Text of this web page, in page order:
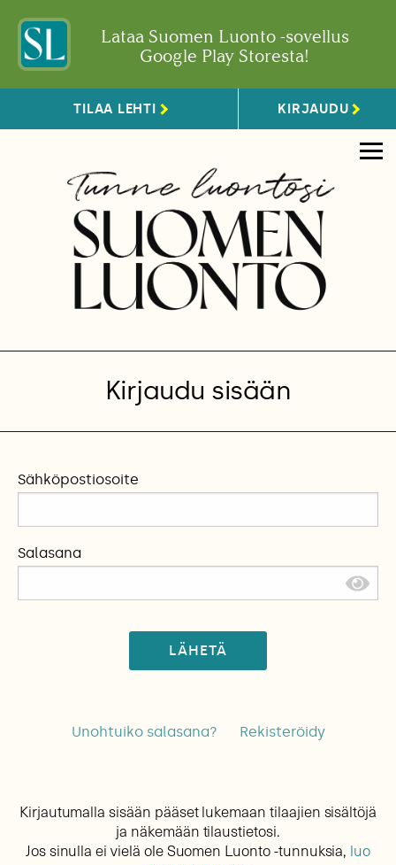
Lataa Suomen Luonto -sovellus
Google Play Storesta!
TILAA LEHTI KIRJAUDU
Kirjaudu sisään
Sähköpostiosoite
Salasana
LÄHETÄ
Unohtuiko salasana? Rekisteröidy
Kirjautumalla sisään pääset lukemaan tilaajien sisältöjä
ja näkemään tilaustietosi.
Jos sinulla ei vielä ole Suomen Luonto -tunnuksia, luo